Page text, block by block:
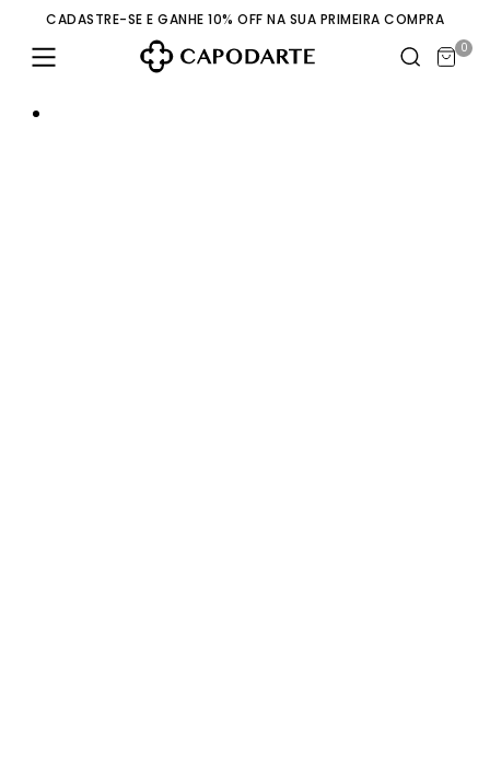
CADASTRE-SE E GANHE 10% OFF NA SUA PRIMEIRA COMPRA
0